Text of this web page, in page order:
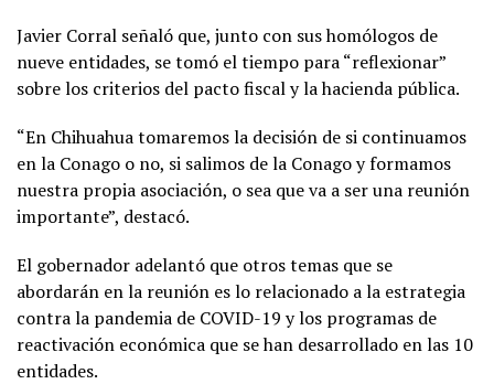
Javier Corral señaló que, junto con sus homólogos de
nueve entidades, se tomó el tiempo para “reflexionar”
sobre los criterios del pacto fiscal y la hacienda pública.
“En Chihuahua tomaremos la decisión de si continuamos
en la Conago o no, si salimos de la Conago y formamos
nuestra propia asociación, o sea que va a ser una reunión
importante”, destacó.
El gobernador adelantó que otros temas que se
abordarán en la reunión es lo relacionado a la estrategia
contra la pandemia de COVID-19 y los programas de
reactivación económica que se han desarrollado en las 10
entidades.